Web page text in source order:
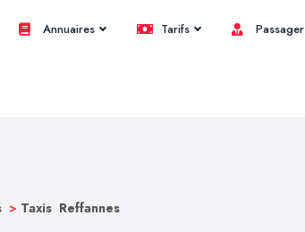
Annuaires Tarifs Passager
> Taxis Reffannes